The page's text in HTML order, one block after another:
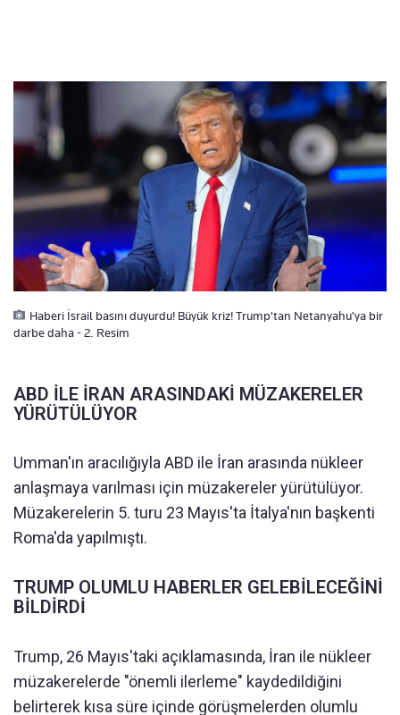
Haberi İsrail basını duyurdu! Büyük kriz! Trump'tan Netanyahu'ya bir
darbe daha - 2. Resim
ABD İLE İRAN ARASINDAKİ MÜZAKERELER
YÜRÜTÜLÜYOR
Umman'ın aracılığıyla ABD ile İran arasında nükleer
anlaşmaya varılması için müzakereler yürütülüyor.
Müzakerelerin 5. turu 23 Mayıs'ta İtalya'nın başkenti
Roma'da yapılmıştı.
TRUMP OLUMLU HABERLER GELEBİLECEĞİNİ
BİLDİRDİ
Trump, 26 Mayıs'taki açıklamasında, İran ile nükleer
müzakerelerde "önemli ilerleme" kaydedildiğini
belirterek kısa süre içinde görüşmelerden olumlu